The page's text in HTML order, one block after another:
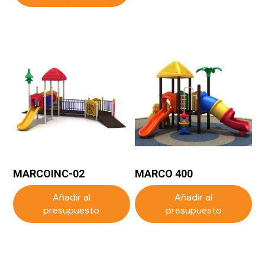
MARCOINC-02
Añadir al
presupuesto
MARCO 400
Añadir al
presupuesto